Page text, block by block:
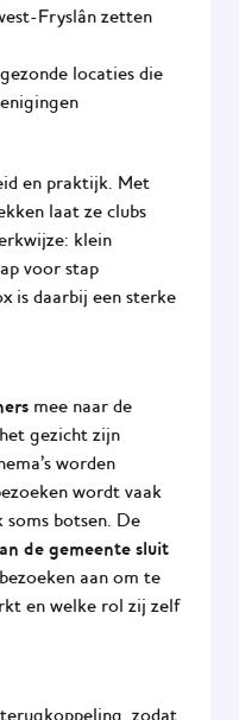
Fryslân zetten
locaties die
en praktijk. Met
laat ze clubs
klein
voor stap
is daarbij een sterke
mee naar de
gezicht zijn
worden
wordt vaak
botsen. De
de gemeente sluit
aan om te
en welke rol zij zelf
zodat